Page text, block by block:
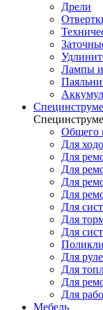
Дрели
Лампы
Общего
Для
Для
Для
Для
Для
Для
Для
Для
Для
Для
Для
Для
Мебель